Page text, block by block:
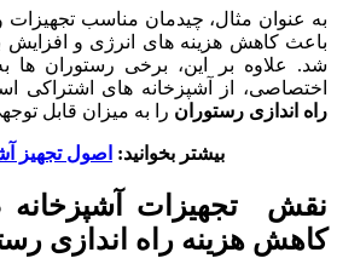
به عنوان مثال، چیدمان مناسب تجهیزات
باعث کاهش هزینه های انرژی و افزایش
شد. علاوه بر این، برخی رستوران ها
اختصاصی، از آشپزخانه های اشتراکی
راه اندازی رستوران را به میزان قابل
بیشتر بخوانید: اصول تجهیز
نقش تجهیزات آشپزخانه
کاهش هزینه راه اندازی